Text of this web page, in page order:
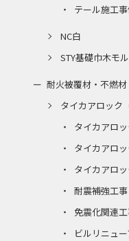
テール施工
NC白
STY基礎巾木モ
耐火被覆材・不燃材
タイカアロック
タイカアロ
タイカアロ
タイカアロ
耐震補強工事
免震化関連
ビルリニュ